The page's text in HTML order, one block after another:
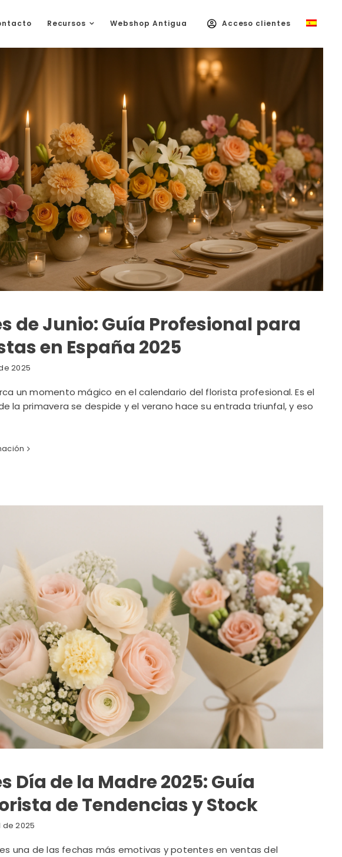
Recursos Webshop Antigua Acceso clientes
de Junio: Guía Profesional para
en España 2025
2025
un momento mágico en el calendario del florista profesional. Es el
la primavera se despide y el verano hace su entrada triunfal, y eso
Día de la Madre 2025: Guía
de Tendencias y Stock
2025
una de las fechas más emotivas y potentes en ventas del